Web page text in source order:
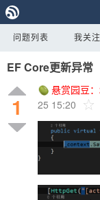
问题列表 我关
EF Core更新异常
1
悬赏园豆：
25 15:20